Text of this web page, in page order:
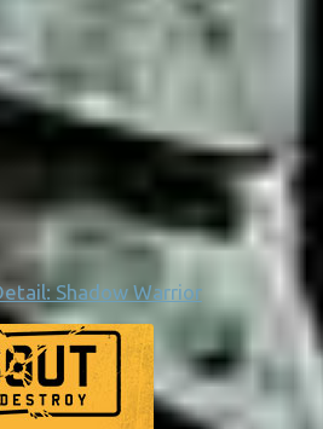
Shadow Warrior